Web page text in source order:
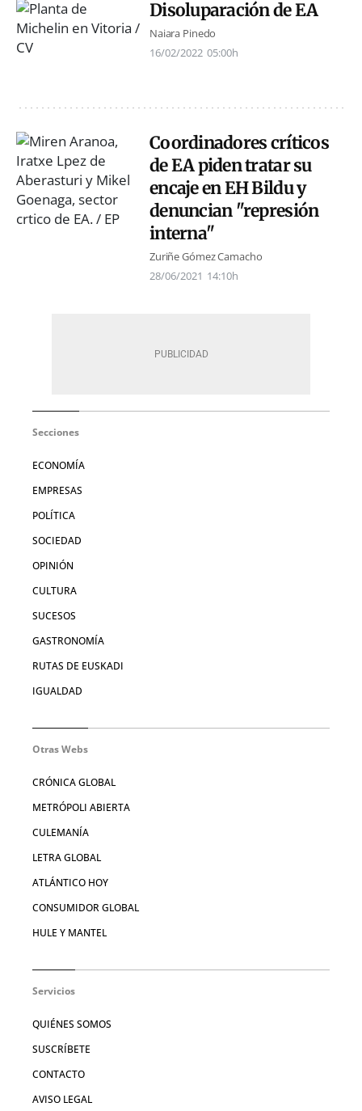
Disoluparación de EA
Naiara Pinedo
16/02/2022 05:00h
Coordinadores críticos
de EA piden tratar su
encaje en EH Bildu y
denuncian "represión
interna"
Zuriñe Gómez Camacho
28/06/2021 14:10h
Secciones
ECONOMÍA
EMPRESAS
POLÍTICA
SOCIEDAD
OPINIÓN
CULTURA
SUCESOS
GASTRONOMÍA
RUTAS DE EUSKADI
IGUALDAD
Otras Webs
CRÓNICA GLOBAL
METRÓPOLI ABIERTA
CULEMANÍA
LETRA GLOBAL
ATLÁNTICO HOY
CONSUMIDOR GLOBAL
HULE Y MANTEL
Servicios
QUIÉNES SOMOS
SUSCRÍBETE
CONTACTO
AVISO LEGAL